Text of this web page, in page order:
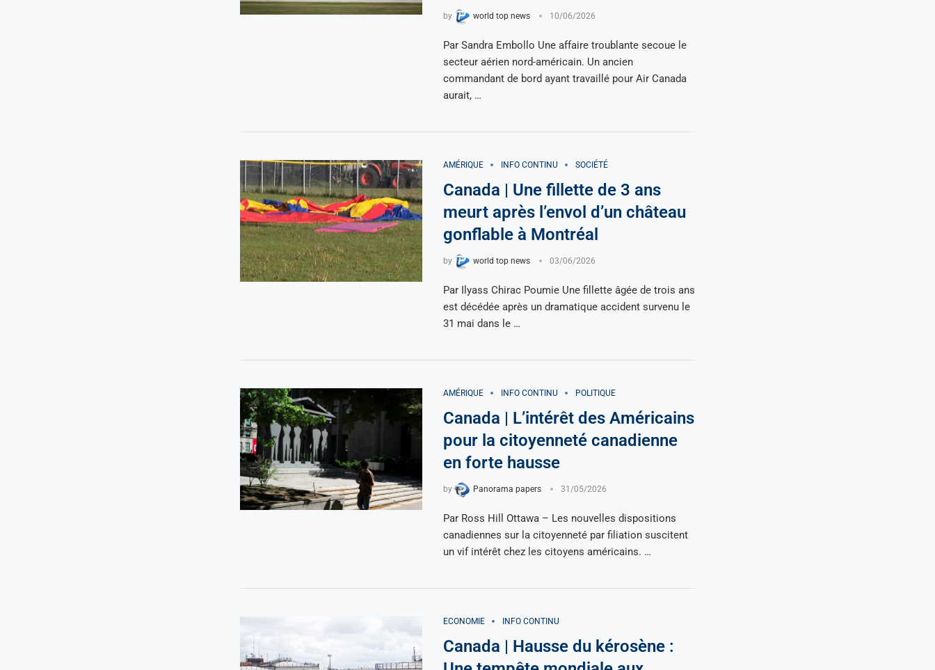
by world top news 10/06/2026
Par Sandra Embollo Une affaire troublante secoue le
secteur aérien nord-américain. Un ancien
commandant de bord ayant travaillé pour Air Canada
aurait, …
AMÉRIQUE INFO CONTINU SOCIÉTÉ
Canada | Une fillette de 3 ans
meurt après l’envol d’un château
gonflable à Montréal
by world top news 03/06/2026
Par Ilyass Chirac Poumie Une fillette âgée de trois ans
est décédée après un dramatique accident survenu le
31 mai dans le …
AMÉRIQUE INFO CONTINU POLITIQUE
Canada | L’intérêt des Américains
pour la citoyenneté canadienne
en forte hausse
by Panorama papers 31/05/2026
Par Ross Hill Ottawa – Les nouvelles dispositions
canadiennes sur la citoyenneté par filiation suscitent
un vif intérêt chez les citoyens américains. …
ECONOMIE INFO CONTINU
Canada | Hausse du kérosène :